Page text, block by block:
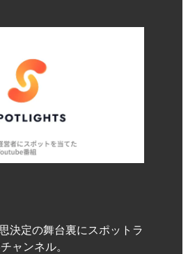
決定の舞台裏にスポットラ
ャンネル。